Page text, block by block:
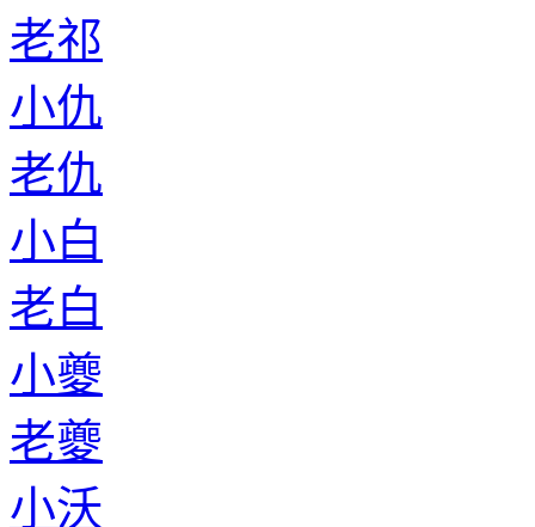
老祁
小仇
老仇
小白
老白
小夔
老夔
小沃